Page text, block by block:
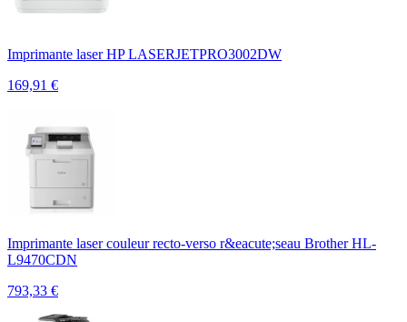
Imprimante laser HP LASERJETPRO3002DW
169,91 €
Imprimante laser couleur recto-verso r&eacute;seau Brother HL-
L9470CDN
793,33 €